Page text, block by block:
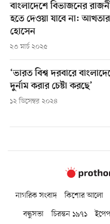
বাংলাদেশে বিভাজনের
হতে দেওয়া যাবে না: আখতার
হোসেন
২৩ মার্চ ২০২৫
‘ভারত বিশ্ব দরবারে
দুর্নাম করার চেষ্টা করছে’
১২ ডিসেম্বর ২০২৪
নাগরিক সংবাদ কিশোর আলো
বন্ধুসভা
চিরন্তন ১৯৭১